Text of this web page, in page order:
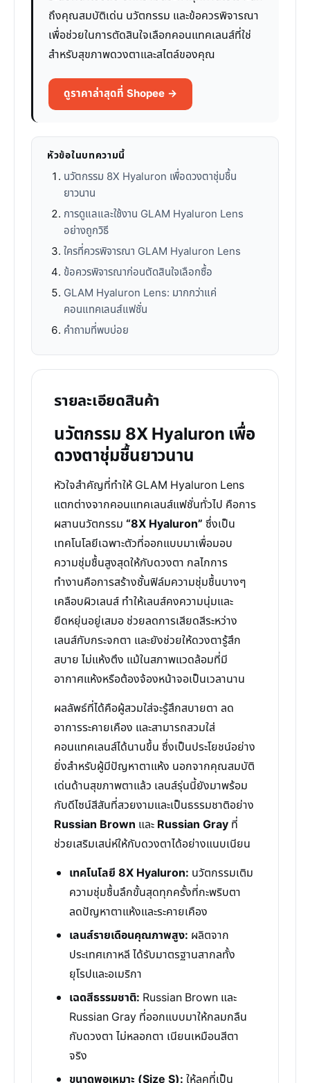
ถึงคุณสมบัติเด่น นวัตกรรม และข้อควรพิจารณา
เพื่อช่วยในการตัดสินใจเลือกคอนแทคเลนส์ที่ใช่
สำหรับสุขภาพดวงตาและสไตล์ของคุณ
ดูราคาล่าสุดที่ Shopee →
หัวข้อในบทความนี้
นวัตกรรม 8X Hyaluron เพื่อดวงตาชุ่มชื้น
ยาวนาน
การดูแลและใช้งาน GLAM Hyaluron Lens
อย่างถูกวิธี
ใครที่ควรพิจารณา GLAM Hyaluron Lens
ข้อควรพิจารณาก่อนตัดสินใจเลือกซื้อ
GLAM Hyaluron Lens: มากกว่าแค่
คอนแทคเลนส์แฟชั่น
คำถามที่พบบ่อย
รายละเอียดสินค้า
นวัตกรรม 8X Hyaluron เพื่อ
ดวงตาชุ่มชื้นยาวนาน
หัวใจสำคัญที่ทำให้ GLAM Hyaluron Lens
แตกต่างจากคอนแทคเลนส์แฟชั่นทั่วไป คือการ
ผสานนวัตกรรม “8X Hyaluron” ซึ่งเป็น
เทคโนโลยีเฉพาะตัวที่ออกแบบมาเพื่อมอบ
ความชุ่มชื้นสูงสุดให้กับดวงตา กลไกการ
ทำงานคือการสร้างชั้นฟิล์มความชุ่มชื้นบางๆ
เคลือบผิวเลนส์ ทำให้เลนส์คงความนุ่มและ
ยืดหยุ่นอยู่เสมอ ช่วยลดการเสียดสีระหว่าง
เลนส์กับกระจกตา และยังช่วยให้ดวงตารู้สึก
สบาย ไม่แห้งตึง แม้ในสภาพแวดล้อมที่มี
อากาศแห้งหรือต้องจ้องหน้าจอเป็นเวลานาน
ผลลัพธ์ที่ได้คือผู้สวมใส่จะรู้สึกสบายตา ลด
อาการระคายเคือง และสามารถสวมใส่
คอนแทคเลนส์ได้นานขึ้น ซึ่งเป็นประโยชน์อย่าง
ยิ่งสำหรับผู้มีปัญหาตาแห้ง นอกจากคุณสมบัติ
เด่นด้านสุขภาพตาแล้ว เลนส์รุ่นนี้ยังมาพร้อม
กับดีไซน์สีสันที่สวยงามและเป็นธรรมชาติอย่าง
Russian Brown และ Russian Gray ที่
ช่วยเสริมเสน่ห์ให้กับดวงตาได้อย่างแนบเนียน
เทคโนโลยี 8X Hyaluron: นวัตกรรมเติม
ความชุ่มชื้นลึกขั้นสุดทุกครั้งที่กะพริบตา
ลดปัญหาตาแห้งและระคายเคือง
เลนส์รายเดือนคุณภาพสูง: ผลิตจาก
ประเทศเกาหลี ได้รับมาตรฐานสากลทั้ง
ยุโรปและอเมริกา
เฉดสีธรรมชาติ: Russian Brown และ
Russian Gray ที่ออกแบบมาให้กลมกลืน
กับดวงตา ไม่หลอกตา เนียนเหมือนสีตา
จริง
ขนาดพอเหมาะ (Size S): ให้ลุคที่เป็น